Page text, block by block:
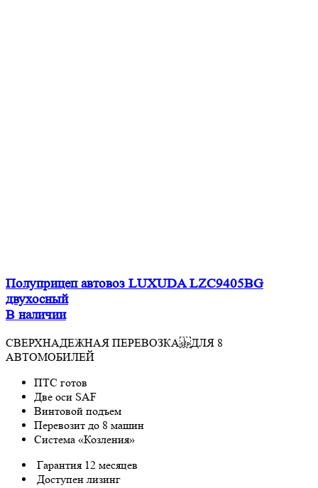
Полуприцеп автовоз LUXUDA LZC9405BG
двухосный
В наличии
СВЕРХНАДЕЖНАЯ ПЕРЕВОЗКА ДЛЯ 8
АВТОМОБИЛЕЙ
ПТС готов
Две оси SAF
Винтовой подъем
Перевозит до 8 машин
Система «Козления»
Гарантия 12 месяцев
Доступен лизинг